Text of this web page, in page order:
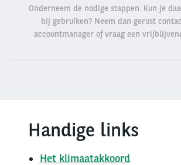
Onderneem de nodige stappen. Kun je
bij gebruiken? Neem dan gerust
accountmanager of vraag een
Handige links
Het klimaatakkoord